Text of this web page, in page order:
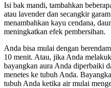
Isi bak mandi, tambahkan
atau lavender dan secangkir
menambahkan kayu cendana,
meningkatkan efek pembersihan.
Anda bisa mulai dengan
10 menit. Atau, jika Anda
bayangkan aura Anda diperbaiki
menetes ke tubuh Anda.
tubuh Anda ketika air mulai